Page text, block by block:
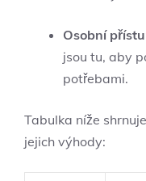
Osobní
jsou tu, aby
potřebami.
Tabulka níže
jejich výhody: